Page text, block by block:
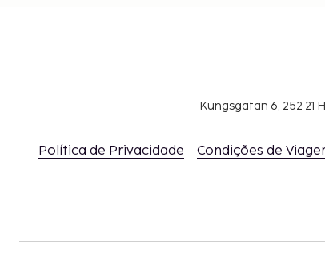
Kungsgatan 6, 252 21
Política de Privacidade Condições de